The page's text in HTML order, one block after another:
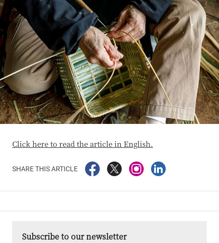
Click here to read the article in English.
SHARE THIS ARTICLE
Subscribe to our newsletter